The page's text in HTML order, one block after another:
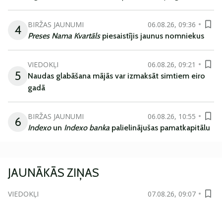
4 BIRŽAS JAUNUMI
06.08.26, 09:36
Preses Nama Kvartāls piesaistījis jaunus nomniekus
5
VIEDOKĻI
06.08.26, 09:21
Naudas glabāšana mājās var izmaksāt simtiem eiro
gadā
6 BIRŽAS JAUNUMI
06.08.26, 10:55
Indexoun Indexo banka palielinājušas pamatkapitālu
JAUNĀKĀS ZIŅAS
VIEDOKĻI
07.08.26, 09:07